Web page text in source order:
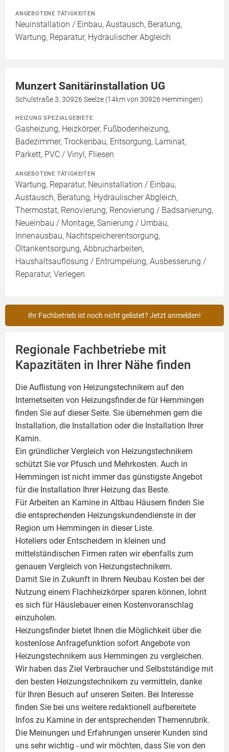
ANGEBOTENE TÄTIGKEITEN
Neuinstallation / Einbau, Austausch, Beratung,
Wartung, Reparatur, Hydraulischer Abgleich
Munzert Sanitärinstallation UG
Schulstraße 3, 30926 Seelze (14km von 30926 Hemmingen)
HEIZUNG SPEZIALGEBIETE
Gasheizung, Heizkörper, Fußbodenheizung,
Badezimmer, Trockenbau, Entsorgung, Laminat,
Parkett, PVC / Vinyl, Fliesen
ANGEBOTENE TÄTIGKEITEN
Wartung, Reparatur, Neuinstallation / Einbau,
Austausch, Beratung, Hydraulischer Abgleich,
Thermostat, Renovierung, Renovierung / Badsanierung,
Neueinbau / Montage, Sanierung / Umbau,
Innenausbau, Nachtspeicherentsorgung,
Öltankentsorgung, Abbrucharbeiten,
Haushaltsauflösung / Entrümpelung, Ausbesserung /
Reparatur, Verlegen
Ihr Fachbetrieb ist noch nicht gelistet? Jetzt anmelden!
Regionale Fachbetriebe mit
Kapazitäten in Ihrer Nähe finden
Die Auflistung von Heizungstechnikern auf den
Internetseiten von Heizungsfinder.de für Hemmingen
finden Sie auf dieser Seite. Sie übernehmen gern die
Installation, die Installation oder die Installation Ihrer
Kamin.
Ein gründlicher Vergleich von Heizungstechnikern
schützt Sie vor Pfusch und Mehrkosten. Auch in
Hemmingen ist nicht immer das günstigste Angebot
für die Installation Ihrer Heizung das Beste.
Für Arbeiten an Kamine in Altbau Häusern finden Sie
die entsprechenden Heizungskundendienste in der
Region um Hemmingen in dieser Liste.
Hoteliers oder Entscheidern in kleinen und
mittelständischen Firmen raten wir ebenfalls zum
genauen Vergleich von Heizungstechnikern.
Damit Sie in Zukunft in Ihrem Neubau Kosten bei der
Nutzung einem Flachheizkörpersparen können, lohnt
es sich für Häuslebauer einen Kostenvoranschlag
einzuholen.
Heizungsfinder bietet Ihnen die Möglichkeit über die
kostenlose Anfragefunktion sofort Angebote von
Heizungstechnikern aus Hemmingen zu vergleichen.
Wir haben das Ziel Verbraucher und Selbstständige mit
den besten Heizungstechnikern zu vermitteln, danke
für Ihren Besuch auf unseren Seiten. Bei Interesse
finden Sie bei uns weitere redaktionell aufbereitete
Infos zu Kamine in der entsprechenden Themenrubrik.
Die Meinungen und Erfahrungen unserer Kunden sind
uns sehr wichtig - und wir möchten, dass Sie von den